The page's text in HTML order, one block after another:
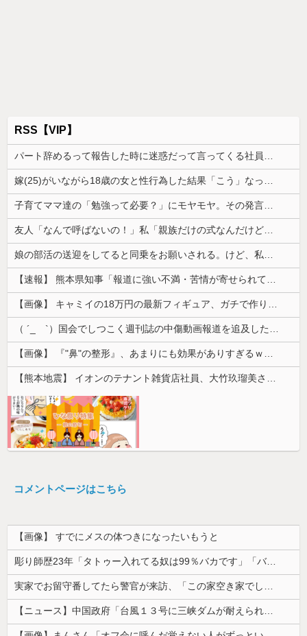
RSS【VIP】
コメントページはこちら
【画像】 すでにメスの体つきになったいもうと
彫り師歴23年「タトゥー入れてる奴は99％バカです」「バカは5000円が好き」無断キャンセル、挨拶できない、金がない…客層をぶっちゃけ
実家でお留守番してたら警官が来訪、「この家空き家でしたよね？」と問いかけてくるが実際は30年ほど住んでおり……
【ニュース】中国政府「台風１３号に三峡ダムが耐えられない！全開放流しろ！」⇒ 下流域の街が壊滅状態ｗｗｗｗｗ